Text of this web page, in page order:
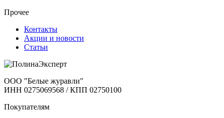
Прочее
Контакты
Акции и новости
Статьи
ООО "Белые журавли"
ИНН 0275069568 / КПП 02750100
Покупателям